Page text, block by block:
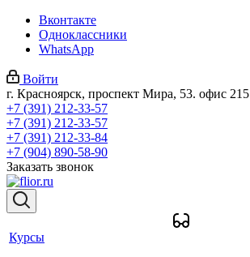
Вконтакте
Одноклассники
WhatsApp
Войти
г. Красноярск, проспект Мира, 53. офис 215
+7 (391) 212-33-57
+7 (391) 212-33-57
+7 (391) 212-33-84
+7 (904) 890-58-90
Заказать звонок
Курсы